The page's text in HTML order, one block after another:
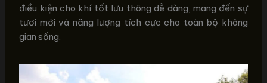
điều kiện cho khí tốt lưu thông dễ dàng, mang đến sự
tươi mới và năng lượng tích cực cho toàn bộ không
gian sống.